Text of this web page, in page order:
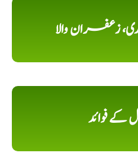
زعفران والا
فوائد